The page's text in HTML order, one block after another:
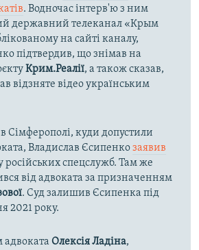
. Водночас інтерв'ю з ним
державний телеканал «Крым
на сайті каналу,
підтвердив, що знімав на
Крим.Реалії, а також сказав,
відзняте відео українським
Сімферополі, куди допустили
Владислав Єсипенкозаявив
російських спецслужб. Там же
від адвоката за призначенням
. Суд залишив Єсипенка під
2021 року.
адвоката Олексія Ладіна,